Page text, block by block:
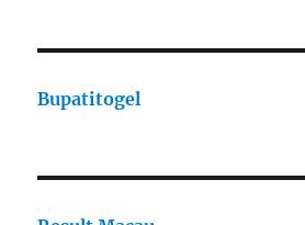
Bupatitogel